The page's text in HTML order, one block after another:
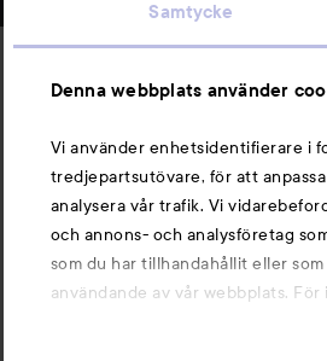
Samtycke
Denna webbplats använder
Vi använder enhetsidentifierare i
tredjepartsutövare, för att
analysera vår trafik. Vi
och annons- och analysföretag
som du har tillhandahållit eller
användande av vår webbplats.